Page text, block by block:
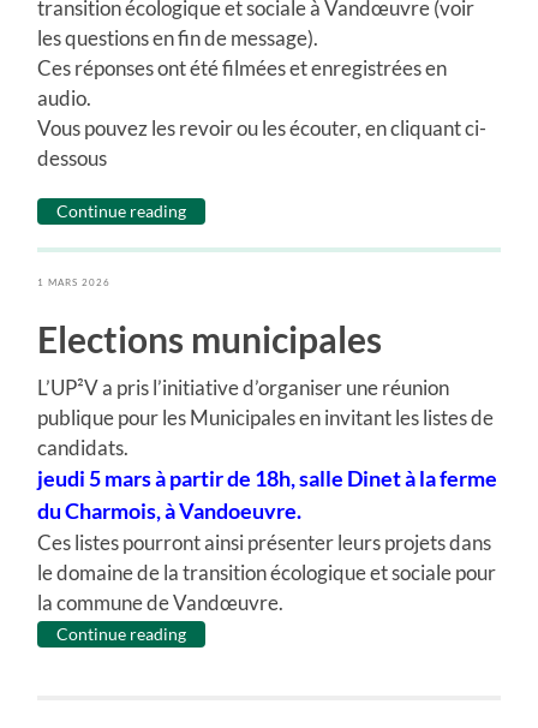
transition écologique et sociale à Vandœuvre (voir
les questions en fin de message).
Ces réponses ont été filmées et enregistrées en
audio.
Vous pouvez les revoir ou les écouter, en cliquant ci-
dessous
Continue reading
1 MARS 2026
Elections municipales
L’UP²V a pris l’initiative d’organiser une réunion
publique pour les Municipales en invitant les listes de
candidats.
jeudi 5 mars à partir de 18h, salle Dinet à la ferme
du Charmois, à Vandoeuvre.
Ces listes pourront ainsi présenter leurs projets dans
le domaine de la transition écologique et sociale pour
la commune de Vandœuvre.
Continue reading